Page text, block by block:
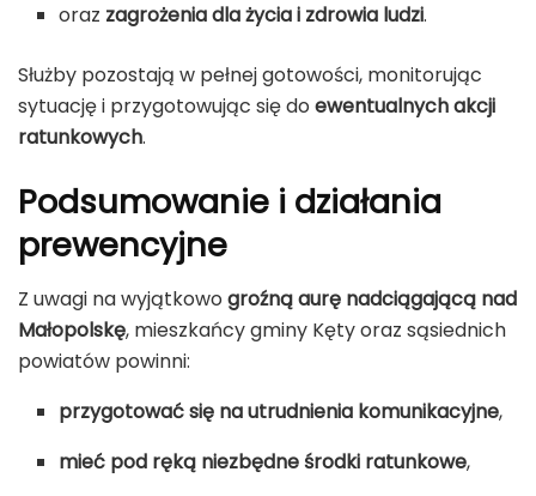
oraz zagrożenia dla życia i zdrowia ludzi.
Służby pozostają w pełnej gotowości, monitorując
sytuację i przygotowując się do ewentualnych akcji
ratunkowych.
Podsumowanie i działania
prewencyjne
Z uwagi na wyjątkowo groźną aurę nadciągającą nad
Małopolskę, mieszkańcy gminy Kęty oraz sąsiednich
powiatów powinni:
przygotować się na utrudnienia komunikacyjne,
mieć pod ręką niezbędne środki ratunkowe,